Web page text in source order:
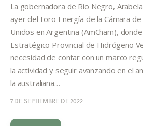
La gobernadora de Río Negro,
ayer del Foro Energía de la Cámara
Unidos en Argentina (AmCham),
Estratégico Provincial de Hidrógeno
necesidad de contar con un marco
la actividad y seguir avanzando en el
la australiana…
7 DE SEPTIEMBRE DE 2022